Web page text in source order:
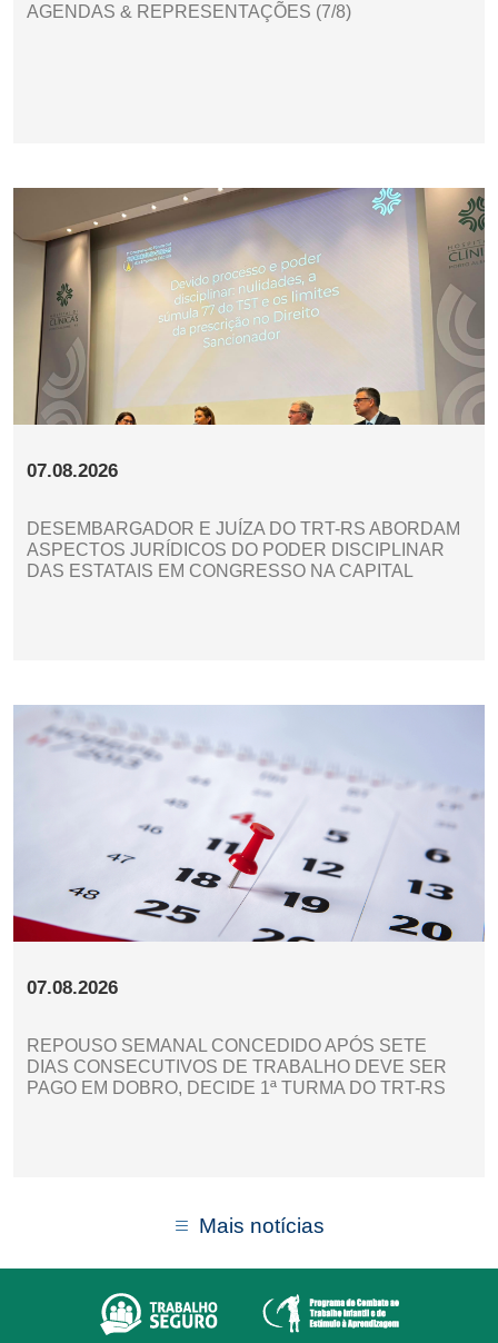
AGENDAS & REPRESENTAÇÕES (7/8)
07.08.2026
DESEMBARGADOR E JUÍZA DO TRT-RS ABORDAM
ASPECTOS JURÍDICOS DO PODER DISCIPLINAR
DAS ESTATAIS EM CONGRESSO NA CAPITAL
07.08.2026
REPOUSO SEMANAL CONCEDIDO APÓS SETE
DIAS CONSECUTIVOS DE TRABALHO DEVE SER
PAGO EM DOBRO, DECIDE 1ª TURMA DO TRT-RS
Mais notícias